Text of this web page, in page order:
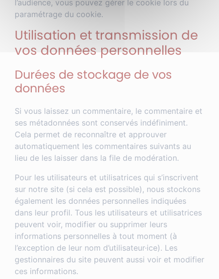
l’audience, vous pouvez gérer le cookie lors du
paramétrage du cookie.
Utilisation et transmission de
vos données personnelles
Durées de stockage de vos
données
Si vous laissez un commentaire, le commentaire et
ses métadonnées sont conservés indéfiniment.
Cela permet de reconnaître et approuver
automatiquement les commentaires suivants au
lieu de les laisser dans la file de modération.
Pour les utilisateurs et utilisatrices qui s’inscrivent
sur notre site (si cela est possible), nous stockons
également les données personnelles indiquées
dans leur profil. Tous les utilisateurs et utilisatrices
peuvent voir, modifier ou supprimer leurs
informations personnelles à tout moment (à
l’exception de leur nom d’utilisateur·ice). Les
gestionnaires du site peuvent aussi voir et modifier
ces informations.